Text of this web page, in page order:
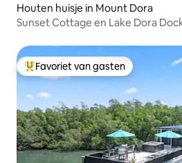
Houten huisje in Mount Dora
Sunset Cottage en Lake Dora
Topfavoriet van gasten
Favoriet van gasten